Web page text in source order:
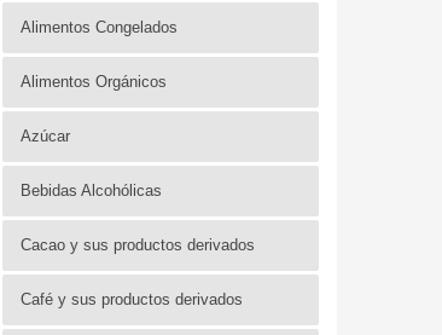
Alimentos Congelados
Alimentos Orgánicos
Azúcar
Bebidas Alcohólicas
Cacao y sus productos derivados
Café y sus productos derivados